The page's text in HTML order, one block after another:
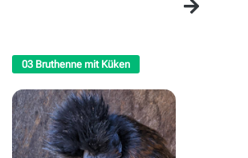
03 Bruthenne mit Küken